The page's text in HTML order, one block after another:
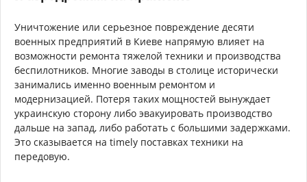
Уничтожение или серьезное повреждение десяти
военных предприятий в Киеве напрямую влияет на
возможности ремонта тяжелой техники и производства
беспилотников. Многие заводы в столице исторически
занимались именно военным ремонтом и
модернизацией. Потеря таких мощностей вынуждает
украинскую сторону либо эвакуировать производство
дальше на запад, либо работать с большими задержками.
Это сказывается на timely поставках техники на
передовую.